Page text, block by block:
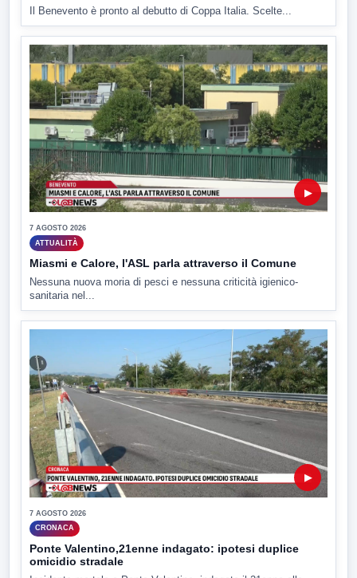
Il Benevento è pronto al debutto di Coppa Italia. Scelte...
▶
7 AGOSTO 2026
ATTUALITÀ
Miasmi e Calore, l'ASL parla attraverso il Comune
Nessuna nuova moria di pesci e nessuna criticità igienico-
sanitaria nel...
▶
7 AGOSTO 2026
CRONACA
Ponte Valentino,21enne indagato: ipotesi duplice
omicidio stradale